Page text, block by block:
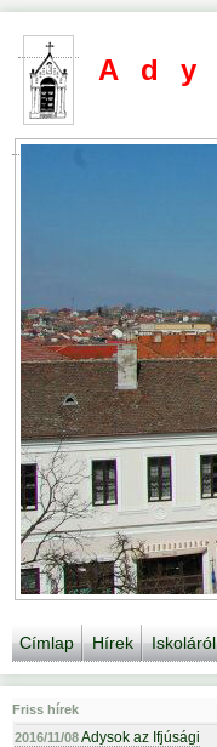
Ady
Címlap Hírek Iskoláról
Friss hírek
2016/11/08Adysok az Ifjúsági